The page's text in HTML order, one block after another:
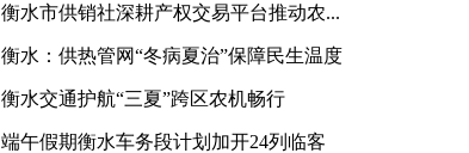
衡水市供销社深耕产权交易平台推动农...
衡水：供热管网“冬病夏治”保障民生温度
衡水交通护航“三夏”跨区农机畅行
端午假期衡水车务段计划加开24列临客